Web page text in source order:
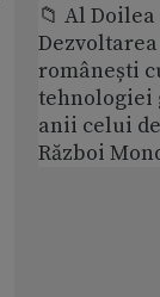
📁 Al
românești
tehnologiei
anii celui
Război